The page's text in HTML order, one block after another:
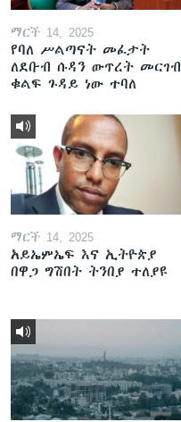
ማርች 14, 2025
የባለ ሥልጣናት መፈታት
ለደቡብ ሱዳን ውጥረት መርገብ
ቁልፍ ጉዳይ ነው ተባለ
ማርች 14, 2025
አይኤምኤፍ እና ኢትዮጵያ
በዋጋ ግሽበት ትንበያ ተለያዩ